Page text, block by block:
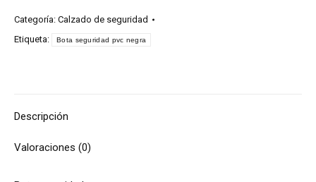
Categoría: Calzado de seguridad
Etiqueta:
Bota seguridad pvc negra
Descripción
Valoraciones (0)